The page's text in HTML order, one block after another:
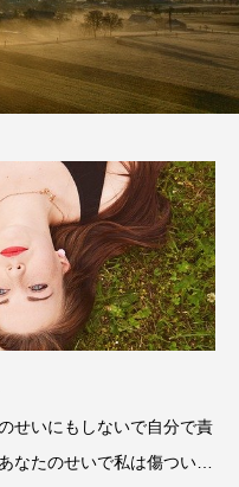
せいにもしないで自分で責
なたのせいで私は傷つい